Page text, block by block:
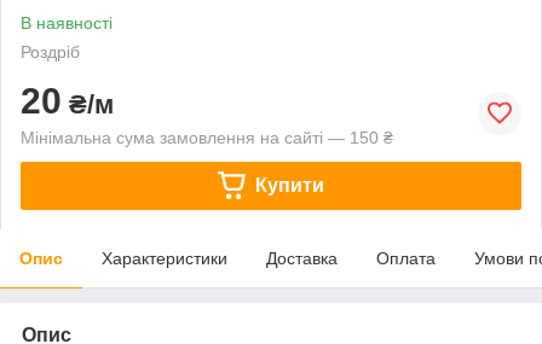
В наявності
Роздріб
20 ₴/м
Мінімальна сума замовлення на сайті — 150 ₴
Купити
Опис Характеристики Доставка Оплата Умови
Опис